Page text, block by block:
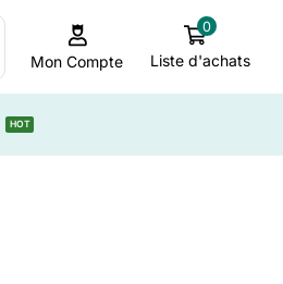
Mon Compte
0
Liste d'achats
HOT